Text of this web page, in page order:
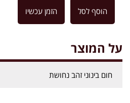
הוסף לסל הזמן עכשיו
על המוצר
חום בינוני זהב נחושת